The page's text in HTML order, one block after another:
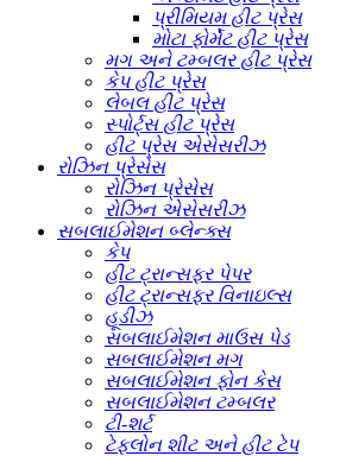
પ્રીમિયમ હીટ પ્રેસ
મોટા ફોર્મેટ હીટ પ્રેસ
મગ અને ટમ્બલર હીટ પ્રેસ
કેપ હીટ પ્રેસ
લેબલ હીટ પ્રેસ
સ્પોર્ટ્સ હીટ પ્રેસ
હીટ પ્રેસ એસેસરીઝ
રોઝિન પ્રેસેસ
રોઝિન પ્રેસેસ
રોઝિન એસેસરીઝ
સબલાઈમેશન બ્લેન્ક્સ
કેપ
હીટ ટ્રાન્સફર પેપર
હીટ ટ્રાન્સફર વિનાઇલ્સ
હૂડીઝ
સબલાઈમેશન માઉસ પેડ
સબલાઈમેશન મગ
સબલાઈમેશન ફોન કેસ
સબલાઈમેશન ટમ્બલર
ટી-શર્ટ
ટેફલોન શીટ અને હીટ ટેપ